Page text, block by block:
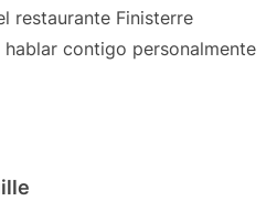
restaurante Finisterre
hablar contigo personalmente